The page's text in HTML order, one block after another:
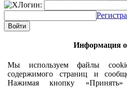
Логин:
Информация о
Мы используем файлы
содержимого страниц и
Нажимая кнопку